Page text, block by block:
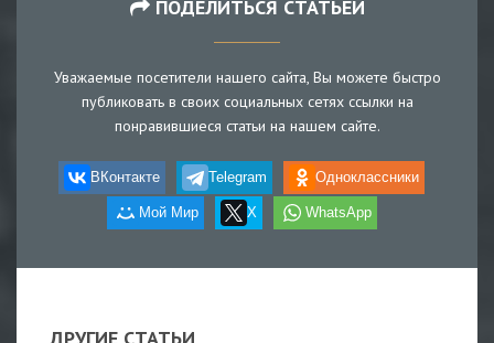
ПОДЕЛИТЬСЯ СТАТЬЕЙ
Уважаемые посетители нашего сайта, Вы можете быстро
публиковать в своих социальных сетях ссылки на
понравившиеся статьи на нашем сайте.
ВКонтакте Telegram Одноклассники
Мой Мир X WhatsApp